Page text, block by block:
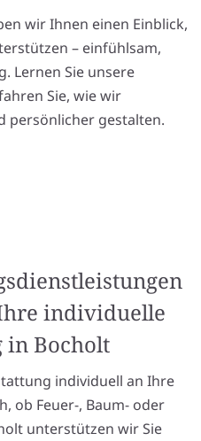
wir Ihnen einen Einblick,
– einfühlsam,
Lernen Sie unsere
Sie, wie wir
persönlicher gestalten.
individuelle
in Bocholt
individuell an Ihre
ob Feuer-, Baum- oder
unterstützen wir Sie